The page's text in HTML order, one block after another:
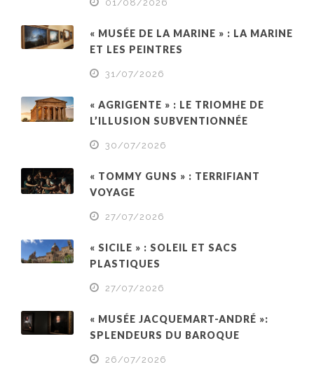
01/08/2026
« MUSÉE DE LA MARINE » : LA MARINE
ET LES PEINTRES
31/07/2026
« AGRIGENTE » : LE TRIOMHE DE
L’ILLUSION SUBVENTIONNÉE
30/07/2026
« TOMMY GUNS » : TERRIFIANT
VOYAGE
27/07/2026
« SICILE » : SOLEIL ET SACS
PLASTIQUES
27/07/2026
« MUSÉE JACQUEMART-ANDRÉ »:
SPLENDEURS DU BAROQUE
26/07/2026